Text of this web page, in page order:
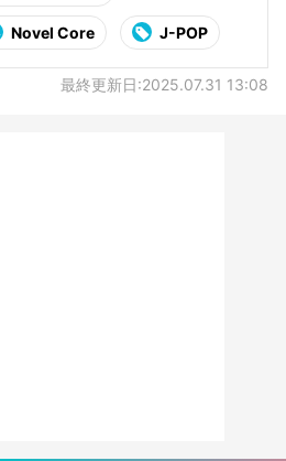
Novel Core J-POP
最終更新日:2025.07.31 13:08